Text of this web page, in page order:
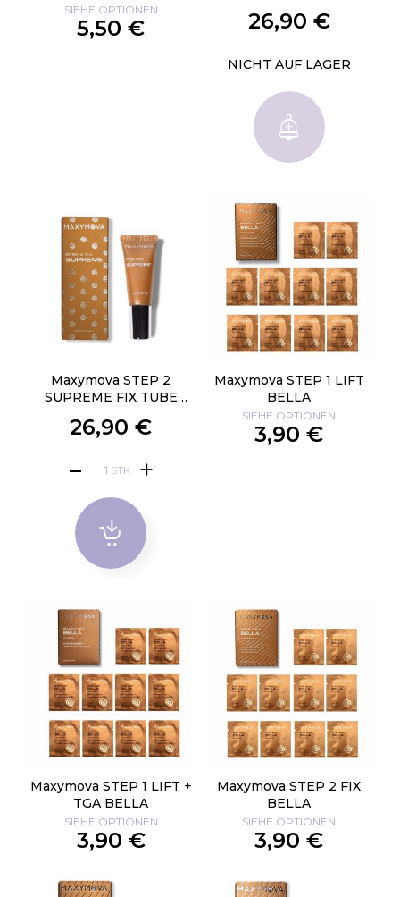
SIEHE OPTIONEN
5,50 € 26,90 €
NICHT AUF LAGER
Maxymova STEP 2
SUPREME FIX TUBE
26,90 €
STK
Maxymova STEP 1 LIFT
BELLA
SIEHE OPTIONEN
3,90 €
Maxymova STEP 1 LIFT +
TGA BELLA
SIEHE OPTIONEN
3,90 €
Maxymova STEP 2 FIX
BELLA
SIEHE OPTIONEN
3,90 €